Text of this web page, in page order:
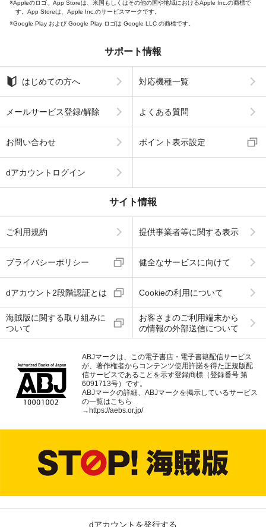
Appleのロゴ、App Storeは、米国もしくはその他の国や地域におけるApple Inc.の商標で
す。App Storeは、Apple Inc.のサービスマークです。
Google Play および Google Play ロゴは Google LLC の商標です。
サポート情報
はじめての方へ 対応機種一覧
メールサービス登録/解除 よくある質問
お問い合わせ ポイント表示設定
dアカウントログイン
サイト情報
ご利用規約 提供事業者等に関する表示
プライバシーポリシー 健全なサービスに向けて
dアカウント2段階認証とは Cookieの利用について
海賊版に関する取り組みに
ついて
お客さまのご利用端末から
の情報の外部送信について
ABJマークは、この電子書店・電子書籍配信サービス
が、著作権者からコンテンツ使用許諾を得た正規版配
信サービスであることを示す登録商標（登録番号 第
6091713号）です。
ABJマークの詳細、ABJマークを掲示しているサービス
の一覧はこちら
→ https://aebs.or.jp/
dアカウントを発行する